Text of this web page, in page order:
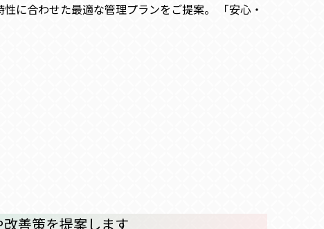
に合わせた最適な管理プランをご提案。 「安心・
善策を提案します